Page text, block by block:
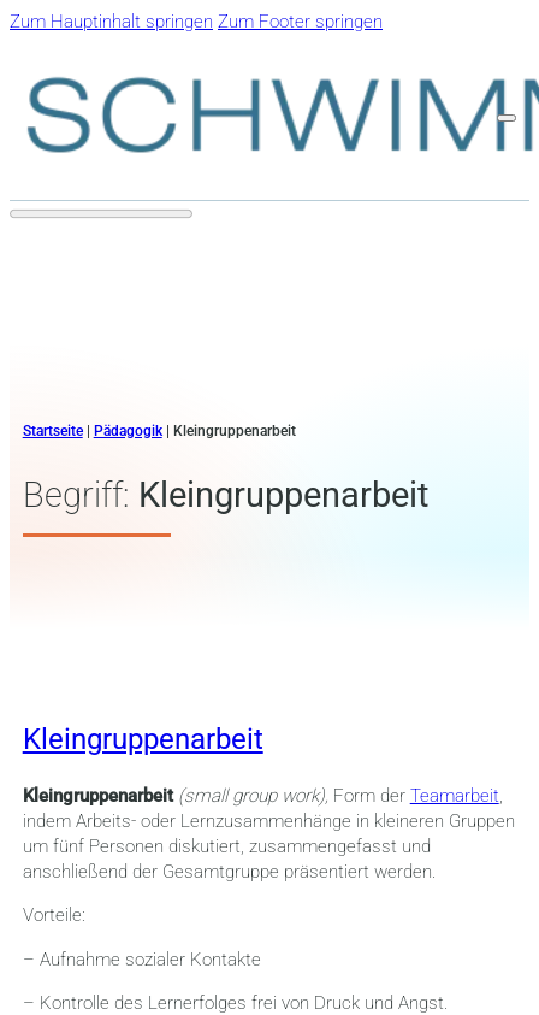
Zum Hauptinhalt springen Zum Footer springen
Startseite| Pädagogik| Kleingruppenarbeit
Begriff: Kleingruppenarbeit
Kleingruppenarbeit
Kleingruppenarbeit (small group work), Form der Teamarbeit,
indem Arbeits- oder Lernzusammenhänge in kleineren Gruppen
um fünf Personen diskutiert, zusammengefasst und
anschließend der Gesamtgruppe präsentiert werden.
Vorteile:
– Aufnahme sozialer Kontakte
– Kontrolle des Lernerfolges frei von Druck und Angst.